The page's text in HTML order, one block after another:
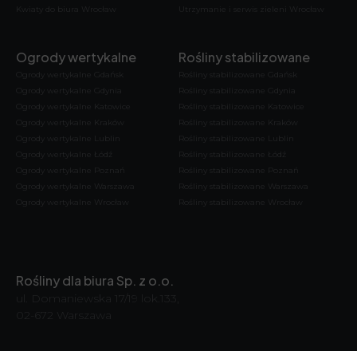
Kwiaty do biura Wrocław
Utrzymanie i serwis zieleni Wrocław
Ogrody wertykalne
Ogrody wertykalne Gdańsk
Ogrody wertykalne Gdynia
Ogrody wertykalne Katowice
Ogrody wertykalne Kraków
Ogrody wertykalne Lublin
Ogrody wertykalne Łódź
Ogrody wertykalne Poznań
Ogrody wertykalne Warszawa
Ogrody wertykalne Wrocław
Rośliny stabilizowane
Rośliny stabilizowane Gdańsk
Rośliny stabilizowane Gdynia
Rośliny stabilizowane Katowice
Rośliny stabilizowane Kraków
Rośliny stabilizowane Lublin
Rośliny stabilizowane Łódź
Rośliny stabilizowane Poznań
Rośliny stabilizowane Warszawa
Rośliny stabilizowane Wrocław
Rośliny dla biura Sp. z o.o.
ul. Domaniewska 17/19 lok.133,
02-672 Warszawa